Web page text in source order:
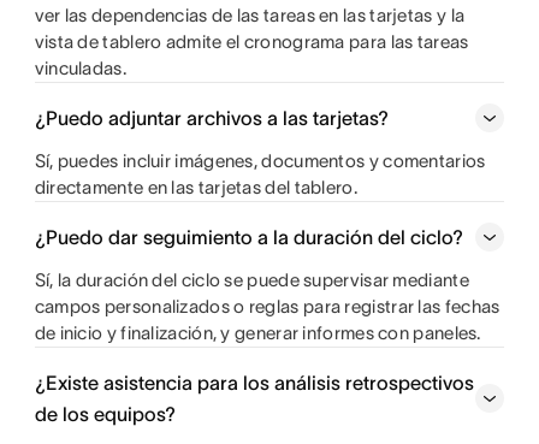
ver las dependencias de las tareas en las tarjetas y la
vista de tablero admite el cronograma para las tareas
vinculadas.
¿Puedo adjuntar archivos a las tarjetas?
Sí, puedes incluir imágenes, documentos y comentarios
directamente en las tarjetas del tablero.
¿Puedo dar seguimiento a la duración del ciclo?
Sí, la duración del ciclo se puede supervisar mediante
campos personalizados o reglas para registrar las fechas
de inicio y finalización, y generar informes con paneles.
¿Existe asistencia para los análisis retrospectivos
de los equipos?